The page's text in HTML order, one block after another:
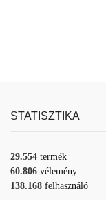
STATISZTIKA
29.554 termék
60.806 vélemény
138.168 felhasználó